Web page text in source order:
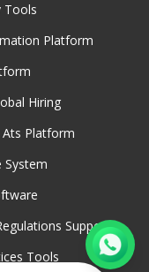
Tools
Platform
Hiring
Platform
System
Support
Tools